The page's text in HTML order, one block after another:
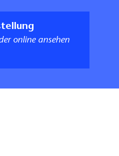
online ansehen